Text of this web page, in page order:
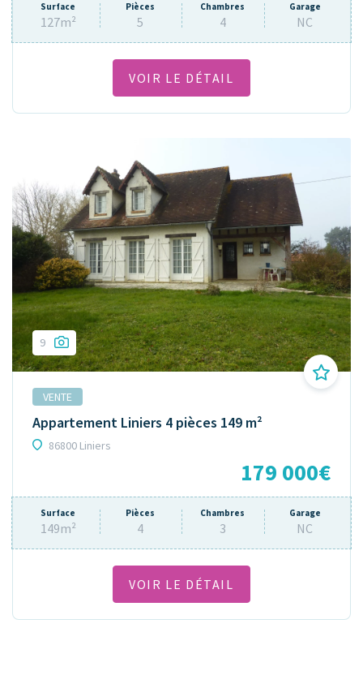
Surface
127m²
Pièces
5
Chambres
4
Garage
NC
VOIR LE DÉTAIL
9
VENTE
Appartement Liniers 4 pièces 149 m²
86800 Liniers
179 000€
Surface
149m²
Pièces
4
Chambres
3
Garage
NC
VOIR LE DÉTAIL